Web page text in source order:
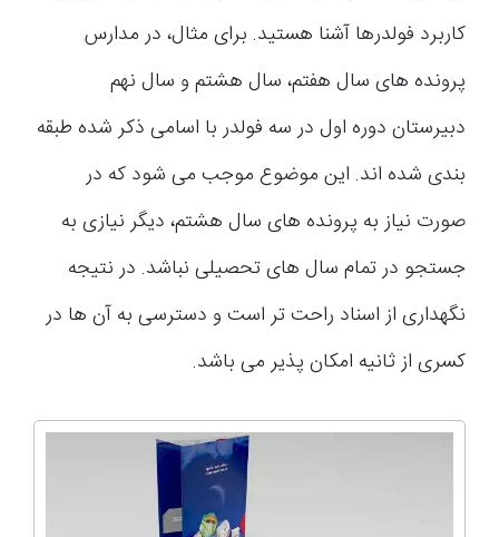
کاربرد فولدرها آشنا هستید. برای مثال، در مدارس
پرونده های سال هفتم، سال هشتم و سال نهم
دبیرستان دوره اول در سه فولدر با اسامی ذکر شده طبقه
بندی شده اند. این موضوع موجب می شود که در
صورت نیاز به پرونده های سال هشتم، دیگر نیازی به
جستجو در تمام سال های تحصیلی نباشد. در نتیجه
نگهداری از اسناد راحت تر است و دسترسی به آن ها در
کسری از ثانیه امکان پذیر می باشد.